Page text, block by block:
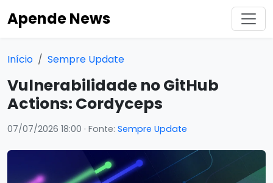
Apende News
Início Sempre Update
Vulnerabilidade no GitHub
Actions: Cordyceps
07/07/2026 18:00 · Fonte: Sempre Update